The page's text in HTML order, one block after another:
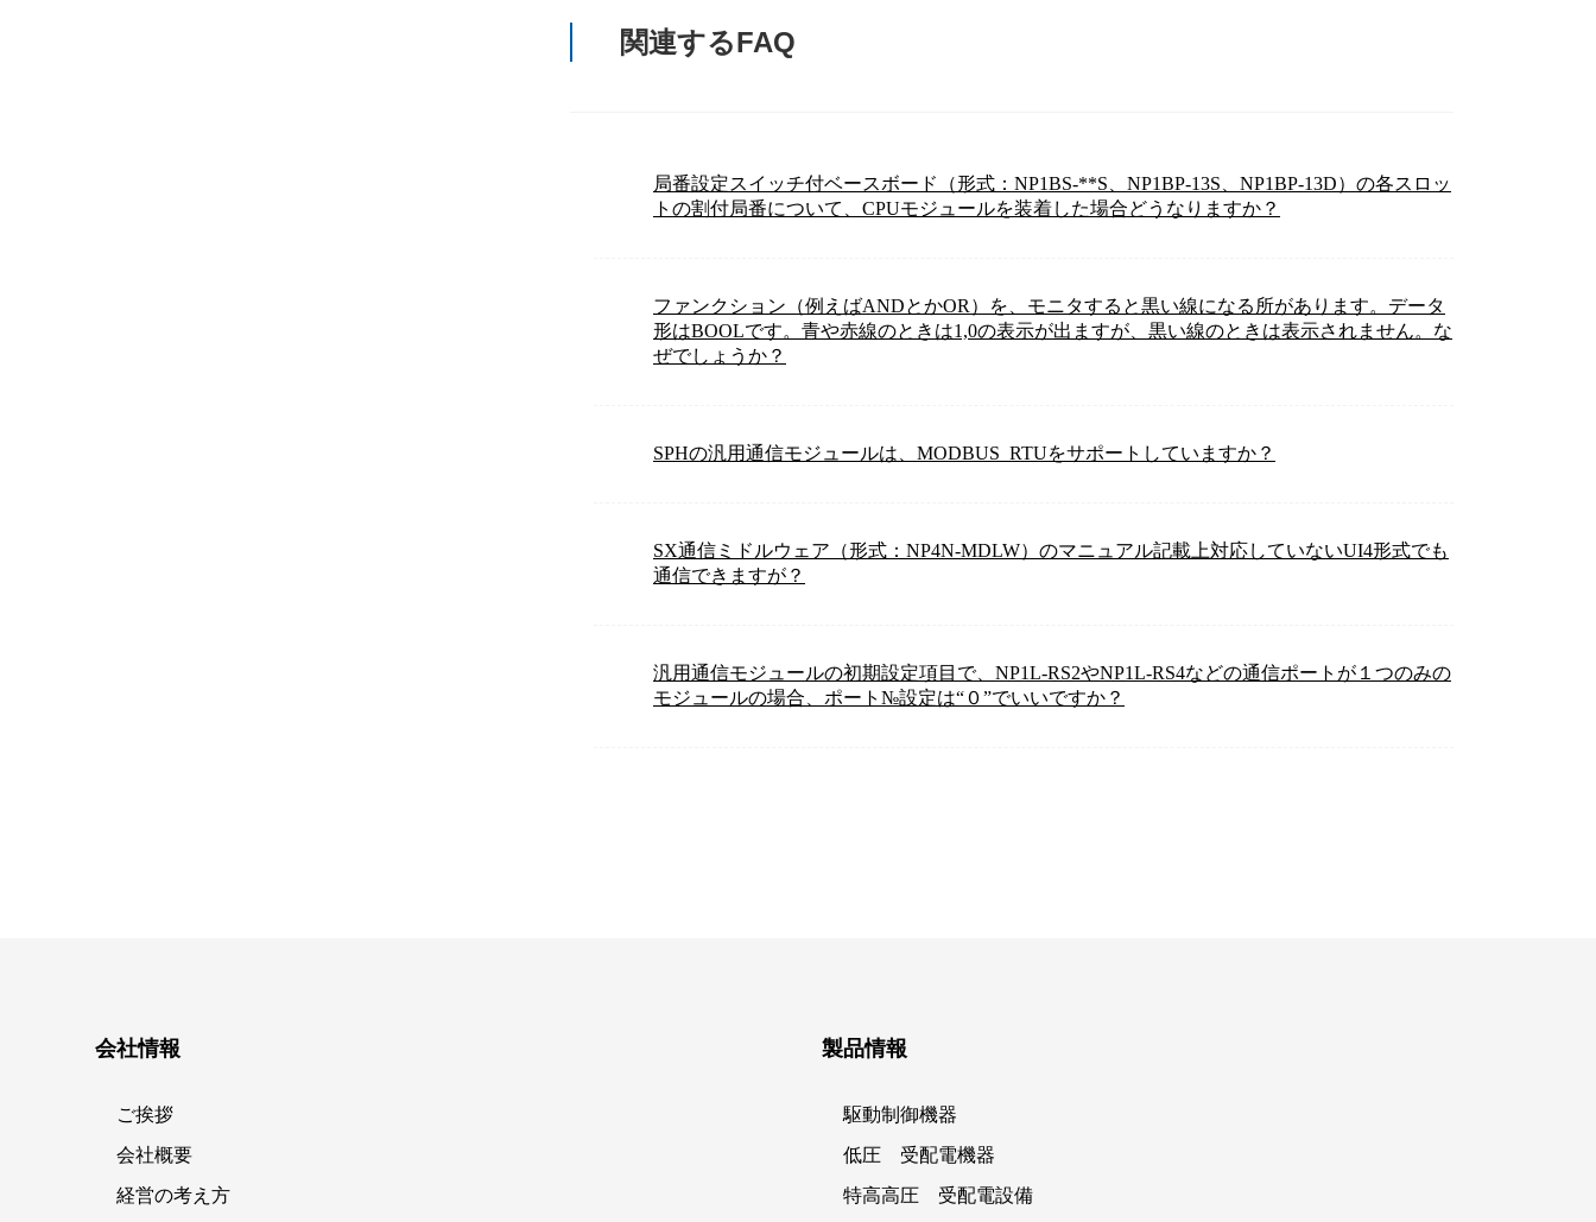
関連するFAQ
局番設定スイッチ付ベースボード（形式：NP1BS-**S、NP1BP-13S、NP1BP-13D）の各スロッ
トの割付局番について、CPUモジュールを装着した場合どうなりますか？
ファンクション（例えばANDとかOR）を、モニタすると黒い線になる所があります。データ
形はBOOLです。青や赤線のときは1,0の表示が出ますが、黒い線のときは表示されません。な
ぜでしょうか？
SPHの汎用通信モジュールは、MODBUS_RTUをサポートしていますか？
SX通信ミドルウェア（形式：NP4N-MDLW）のマニュアル記載上対応していないUI4形式でも
通信できますが？
汎用通信モジュールの初期設定項目で、NP1L-RS2やNP1L-RS4などの通信ポートが１つのみの
モジュールの場合、ポート№設定は“０”でいいですか？
会社情報
ご挨拶
会社概要
経営の考え方
製品情報
駆動制御機器
低圧 受配電機器
特高高圧 受配電設備